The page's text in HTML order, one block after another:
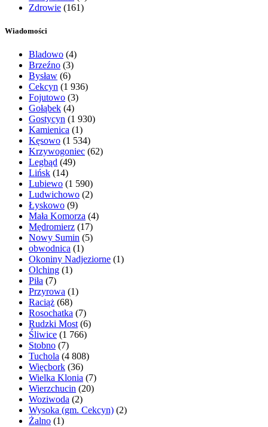
Zdrowie (161)
Wiadomości
Bladowo (4)
Brzeźno (3)
Bysław (6)
Cekcyn (1 936)
Fojutowo (3)
Gołąbek (4)
Gostycyn (1 930)
Kamienica (1)
Kęsowo (1 534)
Krzywogoniec (62)
Legbąd (49)
Lińsk (14)
Lubiewo (1 590)
Ludwichowo (2)
Łyskowo (9)
Mała Komorza (4)
Mędromierz (17)
Nowy Sumin (5)
obwodnica (1)
Okoniny Nadjeziorne (1)
Olching (1)
Piła (7)
Przyrowa (1)
Raciąż (68)
Rosochatka (7)
Rudzki Most (6)
Śliwice (1 766)
Stobno (7)
Tuchola (4 808)
Więcbork (36)
Wielka Klonia (7)
Wierzchucin (20)
Woziwoda (2)
Wysoka (gm. Cekcyn) (2)
Żalno (1)